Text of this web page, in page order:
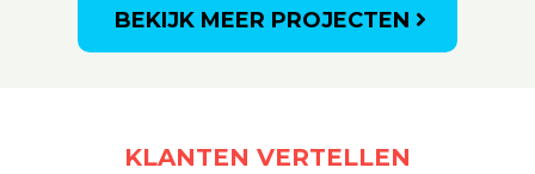
BEKIJK MEER PROJECTEN
KLANTEN VERTELLEN